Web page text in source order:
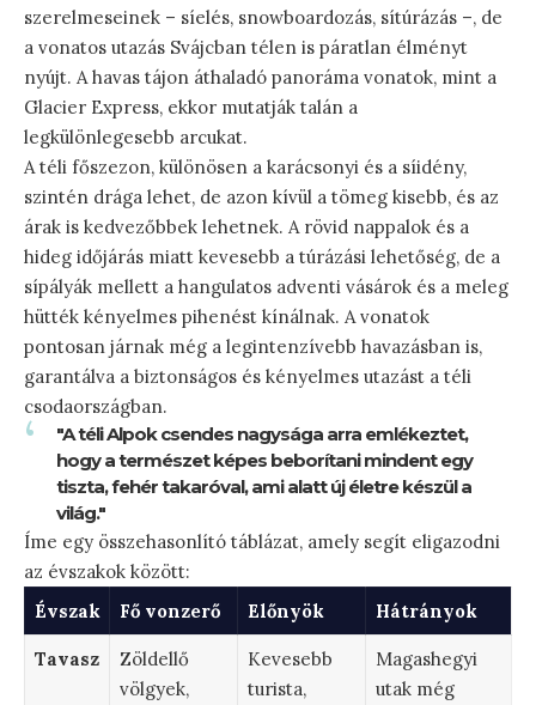
szerelmeseinek – síelés, snowboardozás, sítúrázás –, de
a vonatos utazás Svájcban télen is páratlan élményt
nyújt. A havas tájon áthaladó panoráma vonatok, mint a
Glacier Express, ekkor mutatják talán a
legkülönlegesebb arcukat.
A téli főszezon, különösen a karácsonyi és a síidény,
szintén drága lehet, de azon kívül a tömeg kisebb, és az
árak is kedvezőbbek lehetnek. A rövid nappalok és a
hideg időjárás miatt kevesebb a túrázási lehetőség, de a
sípályák mellett a hangulatos adventi vásárok és a meleg
hütték kényelmes pihenést kínálnak. A vonatok
pontosan járnak még a legintenzívebb havazásban is,
garantálva a biztonságos és kényelmes utazást a téli
csodaországban.
"A téli Alpok csendes nagysága arra emlékeztet,
hogy a természet képes beborítani mindent egy
tiszta, fehér takaróval, ami alatt új életre készül a
világ."
Íme egy összehasonlító táblázat, amely segít eligazodni
az évszakok között:
Évszak
Fő vonzerő Előnyök Hátrányok
Tavasz
Zöldellő
völgyek,
Kevesebb
turista,
Magashegyi
utak még